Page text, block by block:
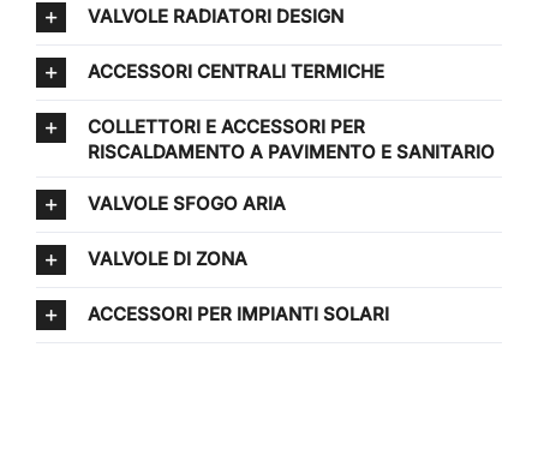
VALVOLE RADIATORI DESIGN
ACCESSORI CENTRALI TERMICHE
COLLETTORI E ACCESSORI PER
RISCALDAMENTO A PAVIMENTO E SANITARIO
VALVOLE SFOGO ARIA
VALVOLE DI ZONA
ACCESSORI PER IMPIANTI SOLARI